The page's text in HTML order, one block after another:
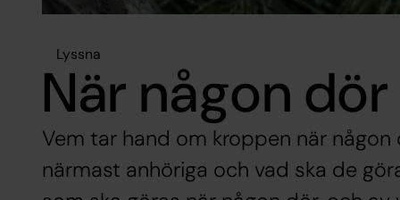
Lyssna
När någon dör
Vem tar hand om kroppen när någon
närmast anhöriga och vad ska de